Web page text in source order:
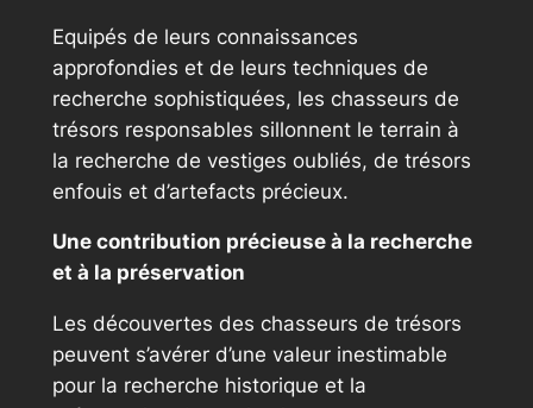
Equipés de leurs connaissances
approfondies et de leurs techniques de
recherche sophistiquées, les chasseurs de
trésors responsables sillonnent le terrain à
la recherche de vestiges oubliés, de trésors
enfouis et d’artefacts précieux.
Une contribution précieuse à la recherche
et à la préservation
Les découvertes des chasseurs de trésors
peuvent s’avérer d’une valeur inestimable
pour la recherche historique et la